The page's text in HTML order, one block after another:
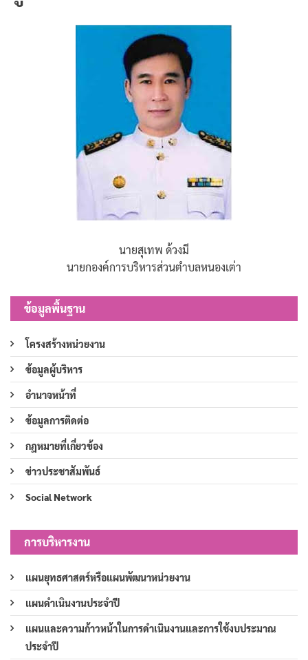
นายสุเทพ ด้วงมี
นายกองค์การบริหารส่วนตำบลหนองเต่า
ข้อมูลพื้นฐาน
โครงสร้างหน่วยงาน
ข้อมูลผู้บริหาร
อำนาจหน้าที่
ข้อมูลการติดต่อ
กฎหมายที่เกี่ยวข้อง
ข่าวประชาสัมพันธ์
Social Network
การบริหารงาน
แผนยุทธศาสตร์หรือแผนพัฒนาหน่วยงาน
แผนดำเนินงานประจำปี
แผนและความก้าวหน้าในการดำเนินงานและการใช้งบประมาณ
ประจำปี